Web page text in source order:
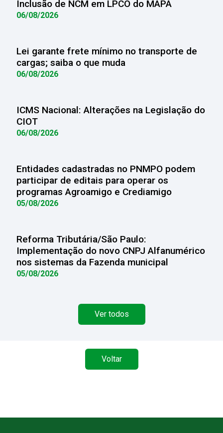
Inclusão de NCM em LPCO do MAPA
06/08/2026
Lei garante frete mínimo no transporte de
cargas; saiba o que muda
06/08/2026
ICMS Nacional: Alterações na Legislação do
CIOT
06/08/2026
Entidades cadastradas no PNMPO podem
participar de editais para operar os
programas Agroamigo e Crediamigo
05/08/2026
Reforma Tributária/São Paulo:
Implementação do novo CNPJ Alfanumérico
nos sistemas da Fazenda municipal
05/08/2026
Ver todos
Voltar